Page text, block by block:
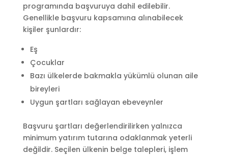
programında başvuruya dahil edilebilir.
Genellikle başvuru kapsamına alınabilecek
kişiler şunlardır:
Eş
Çocuklar
Bazı ülkelerde bakmakla yükümlü olunan aile
bireyleri
Uygun şartları sağlayan ebeveynler
Başvuru şartları değerlendirilirken yalnızca
minimum yatırım tutarına odaklanmak yeterli
değildir. Seçilen ülkenin belge talepleri, işlem